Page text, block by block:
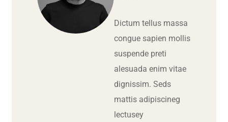
Dictum tellus massa
congue sapien mollis
suspende preti
alesuada enim vitae
dignissim. Seds
mattis adipiscineg
lectusey